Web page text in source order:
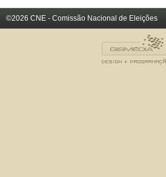
©2026 CNE - Comissão Nacional de Eleições